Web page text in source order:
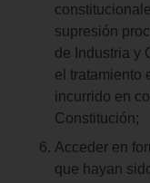
supresión
de Industria y
el tratamiento
incurrido en
Constitución;
Acceder en
que hayan